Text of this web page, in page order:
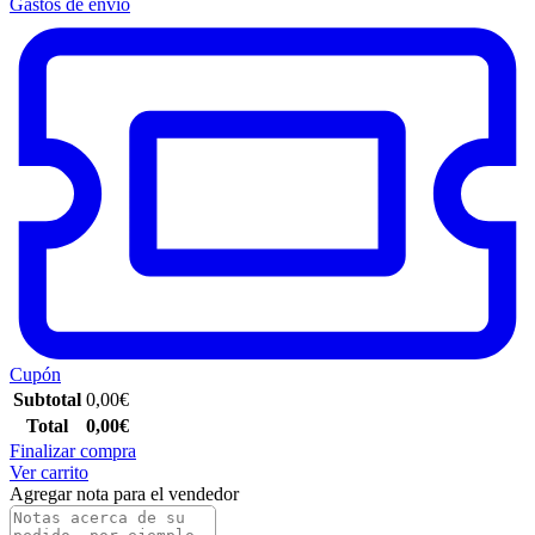
Cupón
Subtotal 0,00€
Total
0,00€
Finalizar compra
Ver carrito
Agregar nota para el vendedor